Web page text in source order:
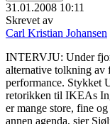
31.01.2008 10:11
Skrevet av
Carl Kristian Johansen
INTERVJU: Under
alternative tolkning av
performance. Stykket
retorikken til IKEAs
er mange store, fine
annen agenda, sier